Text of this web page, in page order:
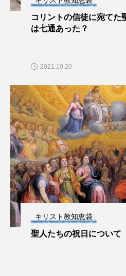
コリントの信徒に宛てた
は七通あった？
2021.10.20
キリスト教知恵袋
聖人たちの祝日について